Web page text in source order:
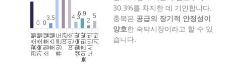
0 0
3.5 4.3
6.9
2
5
관광호텔가족호텔소형호텔호스텔휴양콘도여관여인숙생활숙박농어촌민박도시민박기타
30.3%를 차지한 데 기인합니다.
충북은 공급의 장기적 안정성이
양호한 숙박시장이라고 할 수 있
습니다.